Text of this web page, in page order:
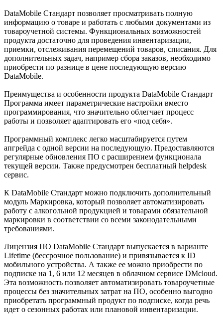
DataMobile Стандарт позволяет просматривать полную
информацию о товаре и работать с любыми документами из
товароучетной системы. Функциональных возможностей
продукта достаточно для проведения инвентаризации,
приемки, отслеживания перемещений товаров, списания. Для
дополнительных задач, например сбора заказов, необходимо
приобрести по разнице в цене последующую версию
DataMobile.
Преимущества и особенности продукта DataMobile Стандарт
Программа имеет параметрические настройки вместо
программирования, что значительно облегчает процесс
работы и позволяет адаптировать его «под себя».
Программный комплекс легко масштабируется путем
апгрейда с одной версии на последующую. Предоставляются
регулярные обновления ПО с расширением функционала
текущей версии. Также предусмотрен бесплатный helpdesk
сервис.
К DataMobile Стандарт можно подключить дополнительный
модуль Маркировка, который позволяет автоматизировать
работу с алкогольной продукцией и товарами обязательной
маркировки в соответствии со всеми законодательными
требованиями.
Лицензия ПО DataMobile Стандарт выпускается в варианте
Lifetime (бессрочное пользование) и привязывается к ID
мобильного устройства. А также ее можно приобрести по
подписке на 1, 6 или 12 месяцев в облачном сервисе DMcloud.
Эта возможность позволяет автоматизировать товароучетные
процессы без значительных затрат на ПО, особенно выгодно
приобретать программный продукт по подписке, когда речь
идет о сезонных работах или плановой инвентаризации.